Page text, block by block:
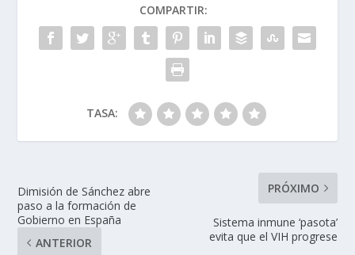
COMPARTIR:
TASA:
Dimisión de Sánchez abre
paso a la formación de
Gobierno en España
ANTERIOR
PRÓXIMO
Sistema inmune ‘pasota’
evita que el VIH progrese